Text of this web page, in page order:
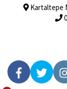
Kartaltepe